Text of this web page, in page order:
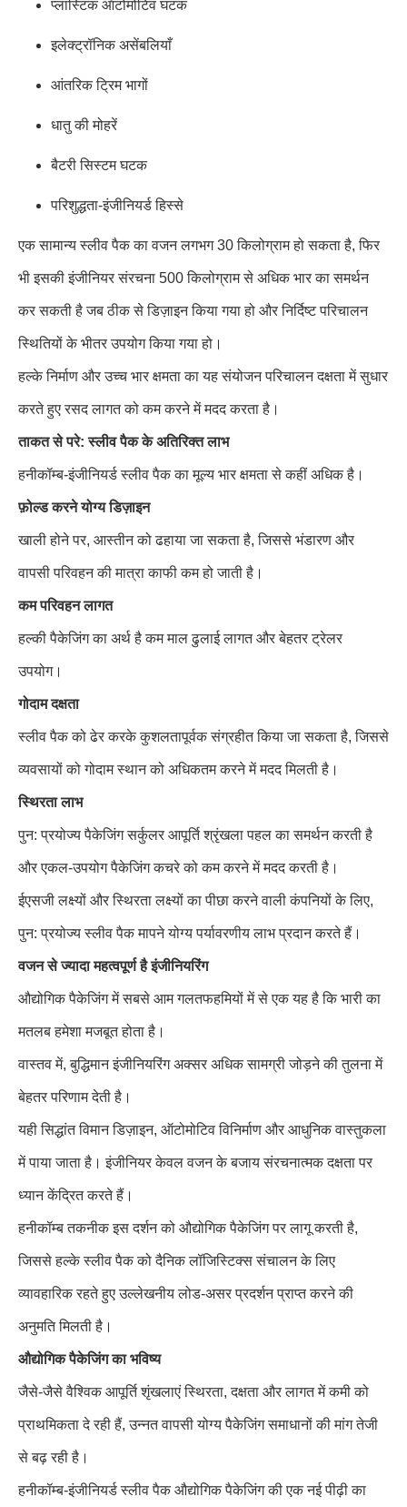
प्लास्टिक ऑटोमोटिव घटक
इलेक्ट्रॉनिक असेंबलियाँ
आंतरिक ट्रिम भागों
धातु की मोहरें
बैटरी सिस्टम घटक
परिशुद्धता-इंजीनियर्ड हिस्से
एक सामान्य स्लीव पैक का वजन लगभग 30 किलोग्राम हो सकता है, फिर
भी इसकी इंजीनियर संरचना 500 किलोग्राम से अधिक भार का समर्थन
कर सकती है जब ठीक से डिज़ाइन किया गया हो और निर्दिष्ट परिचालन
स्थितियों के भीतर उपयोग किया गया हो।
हल्के निर्माण और उच्च भार क्षमता का यह संयोजन परिचालन दक्षता में सुधार
करते हुए रसद लागत को कम करने में मदद करता है।
ताकत से परे: स्लीव पैक के अतिरिक्त लाभ
हनीकॉम्ब-इंजीनियर्ड स्लीव पैक का मूल्य भार क्षमता से कहीं अधिक है।
फ़ोल्ड करने योग्य डिज़ाइन
खाली होने पर, आस्तीन को ढहाया जा सकता है, जिससे भंडारण और
वापसी परिवहन की मात्रा काफी कम हो जाती है।
कम परिवहन लागत
हल्की पैकेजिंग का अर्थ है कम माल ढुलाई लागत और बेहतर ट्रेलर
उपयोग।
गोदाम दक्षता
स्लीव पैक को ढेर करके कुशलतापूर्वक संग्रहीत किया जा सकता है, जिससे
व्यवसायों को गोदाम स्थान को अधिकतम करने में मदद मिलती है।
स्थिरता लाभ
पुन: प्रयोज्य पैकेजिंग सर्कुलर आपूर्ति श्रृंखला पहल का समर्थन करती है
और एकल-उपयोग पैकेजिंग कचरे को कम करने में मदद करती है।
ईएसजी लक्ष्यों और स्थिरता लक्ष्यों का पीछा करने वाली कंपनियों के लिए,
पुन: प्रयोज्य स्लीव पैक मापने योग्य पर्यावरणीय लाभ प्रदान करते हैं।
वजन से ज्यादा महत्वपूर्ण है इंजीनियरिंग
औद्योगिक पैकेजिंग में सबसे आम गलतफहमियों में से एक यह है कि भारी का
मतलब हमेशा मजबूत होता है।
वास्तव में, बुद्धिमान इंजीनियरिंग अक्सर अधिक सामग्री जोड़ने की तुलना में
बेहतर परिणाम देती है।
यही सिद्धांत विमान डिज़ाइन, ऑटोमोटिव विनिर्माण और आधुनिक वास्तुकला
में पाया जाता है। इंजीनियर केवल वजन के बजाय संरचनात्मक दक्षता पर
ध्यान केंद्रित करते हैं।
हनीकॉम्ब तकनीक इस दर्शन को औद्योगिक पैकेजिंग पर लागू करती है,
जिससे हल्के स्लीव पैक को दैनिक लॉजिस्टिक्स संचालन के लिए
व्यावहारिक रहते हुए उल्लेखनीय लोड-असर प्रदर्शन प्राप्त करने की
अनुमति मिलती है।
औद्योगिक पैकेजिंग का भविष्य
जैसे-जैसे वैश्विक आपूर्ति शृंखलाएं स्थिरता, दक्षता और लागत में कमी को
प्राथमिकता दे रही हैं, उन्नत वापसी योग्य पैकेजिंग समाधानों की मांग तेजी
से बढ़ रही है।
हनीकॉम्ब-इंजीनियर्ड स्लीव पैक औद्योगिक पैकेजिंग की एक नई पीढ़ी का